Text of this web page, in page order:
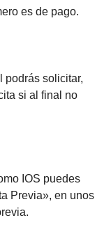
es de pago.
podrás solicitar,
si al final no
IOS puedes
Previa», en unos